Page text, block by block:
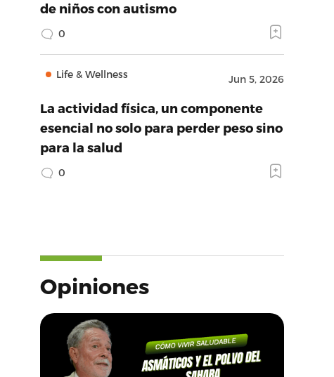
de niños con autismo
0
Life & Wellness Jun 5, 2026
La actividad física, un componente
esencial no solo para perder peso sino
para la salud
0
Opiniones